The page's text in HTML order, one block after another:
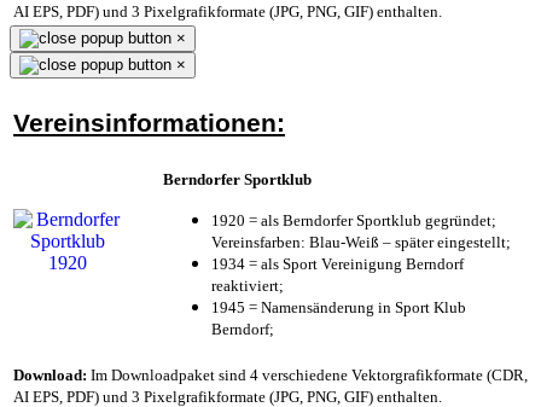
AI EPS, PDF) und 3 Pixelgrafikformate (JPG, PNG, GIF) enthalten.
×
×
Vereinsinformationen:
Berndorfer Sportklub
1920 = als Berndorfer Sportklub gegründet;
Vereinsfarben: Blau-Weiß – später eingestellt;
1934 = als Sport Vereinigung Berndorf
reaktiviert;
1945 = Namensänderung in Sport Klub
Berndorf;
Download: Im Downloadpaket sind 4 verschiedene Vektorgrafikformate (CDR,
AI EPS, PDF) und 3 Pixelgrafikformate (JPG, PNG, GIF) enthalten.